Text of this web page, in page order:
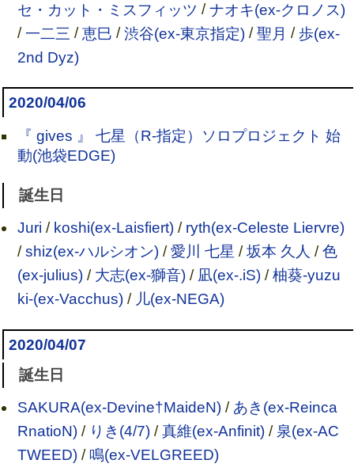
セ・カット・ミスフィッツ /ナオキ(ex-クロノス)
/一二三 /恵巳 /渋谷(ex-東京指定)/聖月 /歩(ex-
2nd Dyz)
2020/04/06
『 gives 』 七星（R-指定）ソロプロジェクト 始
動(池袋EDGE)
誕生日
Juri / koshi(ex-Laisfiert)/ ryth(ex-Celeste Liervre)
/shiz(ex-ハルシオン)/愛川 七星 /坂本 久人 /色
(ex-julius)/ 大志(ex-獅音)/ 凪(ex-.iS)/柚葵-yuzu
ki-(ex-Vacchus)/ 儿(ex-NEGA)
2020/04/07
誕生日
SAKURA(ex-Devine†MaideN)/ あき(ex-Reinca
RnatioN)/ りき(4/7)/真維(ex-Anfinit)/ 泉(ex-AC
TWEED)/鳴(ex-VELGREED)